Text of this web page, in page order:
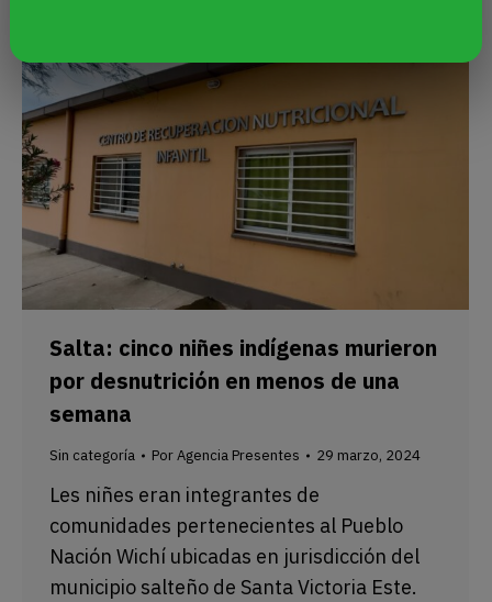
Salta: cinco niñes indígenas murieron
por desnutrición en menos de una
semana
Sin categoría PorAgencia Presentes 29 marzo, 2024
Les niñes eran integrantes de
comunidades pertenecientes al Pueblo
Nación Wichí ubicadas en jurisdicción del
municipio salteño de Santa Victoria Este.